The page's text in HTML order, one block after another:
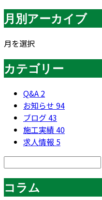
月別アーカイブ
月を選択
カテゴリー
Q&A 2
お知らせ 94
ブログ43
施工実績40
求人情報 5
コラム